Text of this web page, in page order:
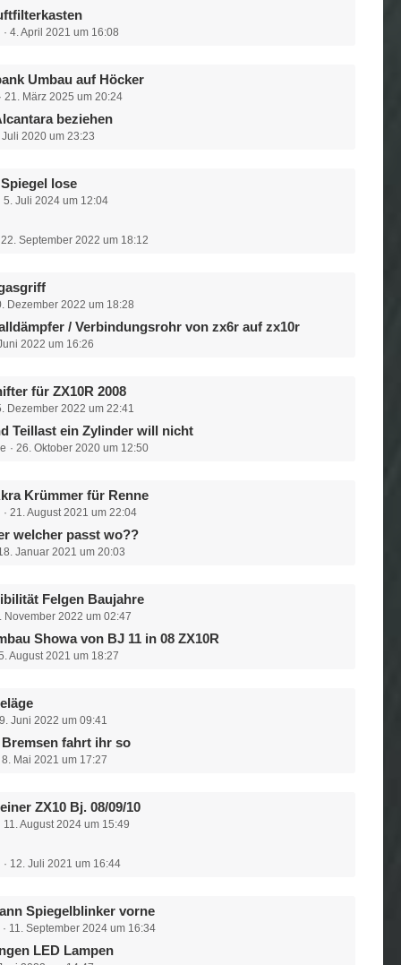
4. April 2021 um 16:08
Umbau auf Höcker
21. März 2025 um 20:24
beziehen
Juli 2020 um 23:23
lose
5. Juli 2024 um 12:04
22. September 2022 um 18:12
Dezember 2022 um 18:28
/ Verbindungsrohr von zx6r auf zx10r
2022 um 16:26
für ZX10R 2008
Dezember 2022 um 22:41
Teillast ein Zylinder will nicht
26. Oktober 2020 um 12:50
Krümmer für Renne
21. August 2021 um 22:04
welcher passt wo??
Januar 2021 um 20:03
Felgen Baujahre
November 2022 um 02:47
Showa von BJ 11 in 08 ZX10R
August 2021 um 18:27
Juni 2022 um 09:41
Bremsen fahrt ihr so
8. Mai 2021 um 17:27
ZX10 Bj. 08/09/10
11. August 2024 um 15:49
12. Juli 2021 um 16:44
Spiegelblinker vorne
11. September 2024 um 16:34
LED Lampen